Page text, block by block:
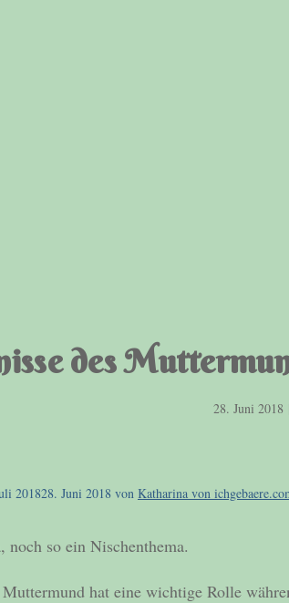
des
28. Juni 2018
201828. Juni 2018 von Katharina von
noch so ein Nischenthema.
hat eine wichtige Rolle